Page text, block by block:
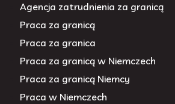
Agencja zatrudnienia za granicą
Praca za granicą
Praca za granica
Praca za granicą w Niemczech
Praca za granicą Niemcy
Praca w Niemczech